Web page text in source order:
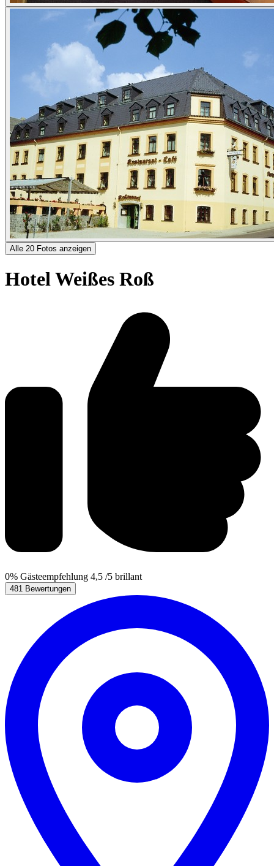
Alle 20 Fotos anzeigen
Hotel Weißes Roß
0% Gästeempfehlung 4,5 /5 brillant
481 Bewertungen